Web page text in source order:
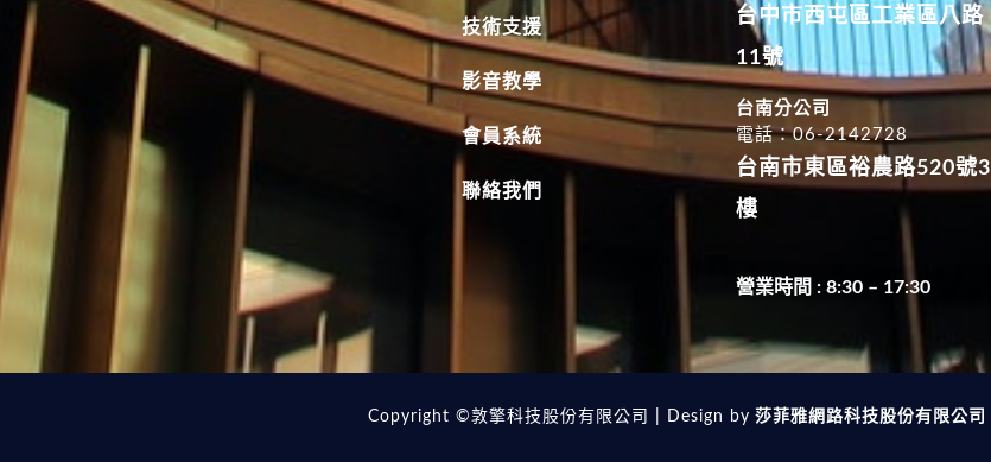
技術支援
影音教學
會員系統
聯絡我們
台中市西屯區工業區八路
11號
台南分公司
電話：06-2142728
台南市東區裕農路520號3
樓
營業時間 : 8:30 – 17:30
Copyright ©敦擎科技股份有限公司 | Design by 莎菲雅網路科技股份有限公司